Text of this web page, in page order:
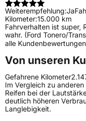
Weiterempfehlung:Ja
Kilometer:15.000 km
Fahrverhalten ist super,
wahr. (Ford Tonero/
alle
Von unseren
Gefahrene Kilometer
Im Vergleich zu
Reifen bei der
deutlich höheren
Langlebigkeit.